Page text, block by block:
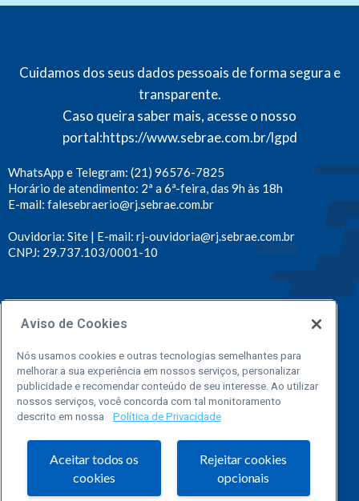
Cuidamos dos seus dados pessoais de forma segura e
transparente.
Caso queira saber mais, acesse o nosso
portal:https://www.sebrae.com.br/lgpd
WhatsApp e Telegram: (21) 96576-7825
Horário de atendimento: 2ª a 6ª-feira, das 9h às 18h
E-mail: falesebraerio@rj.sebrae.com.br
Ouvidoria: Site | E-mail: rj-ouvidoria@rj.sebrae.com.br
CNPJ: 29.737.103/0001-10
Conecte-se ao Sebrae Rio
Portal
Sebrae
Loja
Online
Facebook
TwitterYoutube
Instagram
LinkedIn
Telegram
TikTok
Aviso de Cookies
Nós usamos cookies e outras tecnologias semelhantes para
melhorar a sua experiência em nossos serviços, personalizar
publicidade e recomendar conteúdo de seu interesse. Ao utilizar
nossos serviços, você concorda com tal monitoramento
descrito em nossa
Política de Privacidade
Aceitar todos os
cookies
Rejeitar cookies
opcionais